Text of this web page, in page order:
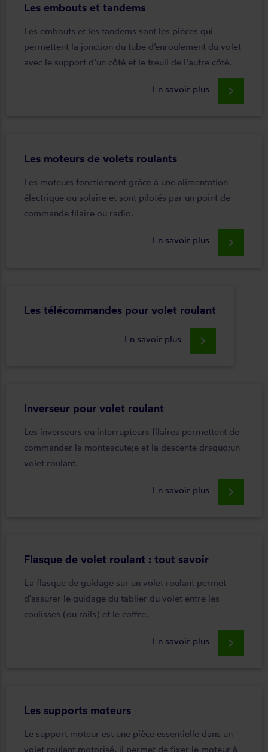
Les embouts et tandems
Les embouts et les tandems sont les pièces qui
permettent la jonction du tube d’enroulement du volet
avec le support d’un côté et le treuil de l’autre côté.
En savoir plus keyboard_arrow_right
Les moteurs de volets roulants
Les moteurs fonctionnent grâce à une alimentation
électrique ou solaire et sont pilotés par un point de
commande filaire ou radio.
En savoir plus keyboard_arrow_right
Les télécommandes pour volet roulant
En savoir plus keyboard_arrow_right
Inverseur pour volet roulant
Les inverseurs ou interrupteurs filaires permettent de
commander la monteacute;e et la descente drsquo;un
volet roulant.
En savoir plus keyboard_arrow_right
Flasque de volet roulant : tout savoir
La flasque de guidage sur un volet roulant permet
d'assurer le guidage du tablier du volet entre les
coulisses (ou rails) et le coffre.
En savoir plus keyboard_arrow_right
Les supports moteurs
Le support moteur est une pièce essentielle dans un
volet roulant motorisé, il permet de fixer le moteur à